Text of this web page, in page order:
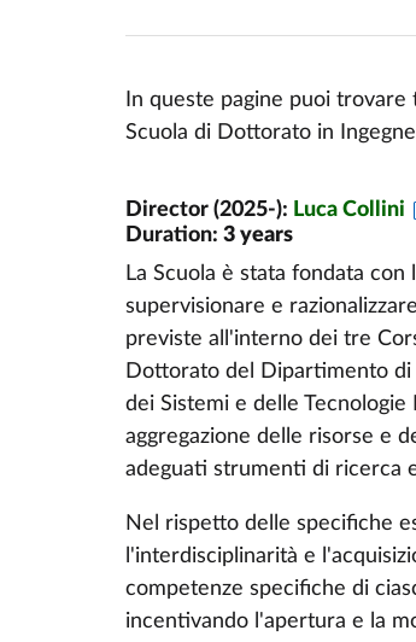
In queste pagine puoi
Scuola di Dottorato in
Director (2025-): Luca Collini
Duration: 3 years
La Scuola è stata fondata
supervisionare e
previste all'interno dei tre
Dottorato del Dipartimento
dei Sistemi e delle Tecnologie
aggregazione delle risorse e
adeguati strumenti di ricerca
Nel rispetto delle specifiche
l'interdisciplinarità e
competenze specifiche di
incentivando l'apertura e la